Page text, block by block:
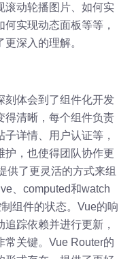
滚动轮播图片、如何实
实现动态面板等等，
深入的理解。
刻体会到了组件化开发
得清晰，每个组件负责
详情、用户认证等，
护，也使得团队协作更
供了更灵活的方式来组
、computed和watch
组件的状态。Vue的响
踪依赖并进行更新，
常关键。Vue Router的